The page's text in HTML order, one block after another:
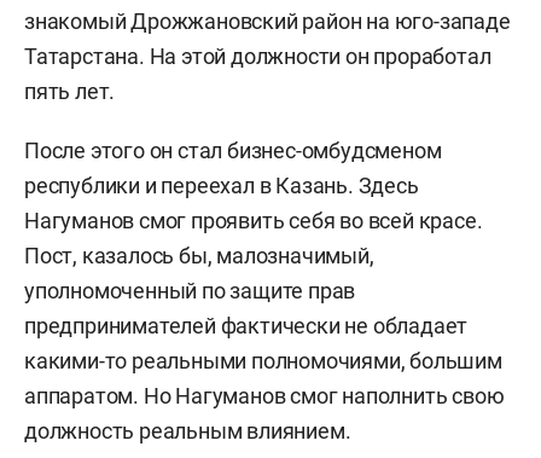
знакомый Дрожжановский район на юго-западе
Татарстана. На этой должности он проработал
пять лет.
После этого он стал бизнес-омбудсменом
республики и переехал в Казань. Здесь
Нагуманов смог проявить себя во всей красе.
Пост, казалось бы, малозначимый,
уполномоченный по защите прав
предпринимателей фактически не обладает
какими-то реальными полномочиями, большим
аппаратом. Но Нагуманов смог наполнить свою
должность реальным влиянием.